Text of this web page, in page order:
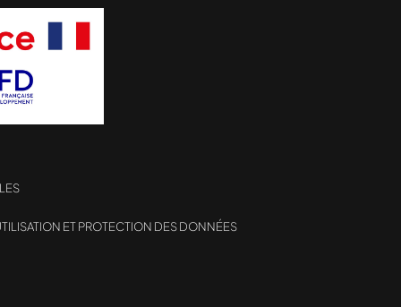
ET PROTECTION DES DONNÉES